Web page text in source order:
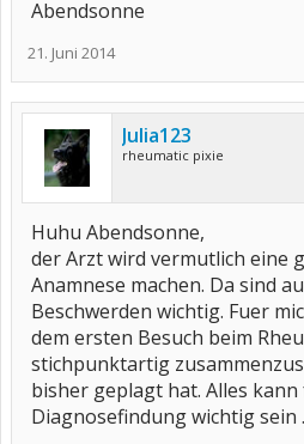
Abendsonne
21. Juni 2014
Julia123
rheumatic pixie
Huhu Abendsonne,
der Arzt wird vermutlich eine
Anamnese machen. Da sind
Beschwerden wichtig. Fuer
dem ersten Besuch beim
stichpunktartig
bisher geplagt hat. Alles kann
Diagnosefindung wichtig sein